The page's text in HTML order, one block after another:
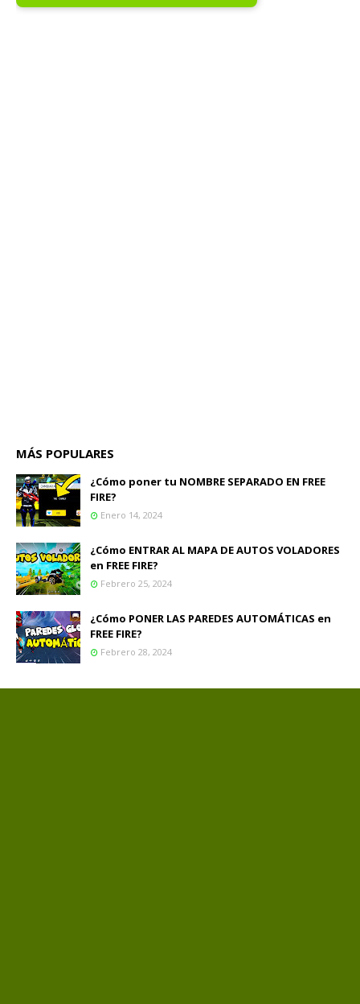
MÁS POPULARES
¿Cómo poner tu NOMBRE SEPARADO EN FREE
FIRE?
Enero 14, 2024
¿Cómo ENTRAR AL MAPA DE AUTOS VOLADORES
en FREE FIRE?
Febrero 25, 2024
¿Cómo PONER LAS PAREDES AUTOMÁTICAS en
FREE FIRE?
Febrero 28, 2024